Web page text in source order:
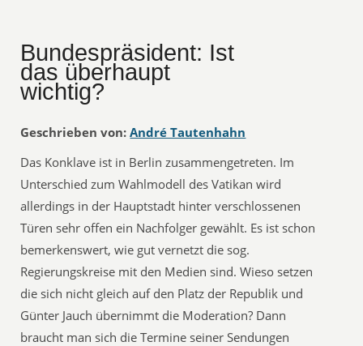
Bundespräsident: Ist
das überhaupt
wichtig?
Geschrieben von: André Tautenhahn
Das Konklave ist in Berlin zusammengetreten. Im
Unterschied zum Wahlmodell des Vatikan wird
allerdings in der Hauptstadt hinter verschlossenen
Türen sehr offen ein Nachfolger gewählt. Es ist schon
bemerkenswert, wie gut vernetzt die sog.
Regierungskreise mit den Medien sind. Wieso setzen
die sich nicht gleich auf den Platz der Republik und
Günter Jauch übernimmt die Moderation? Dann
braucht man sich die Termine seiner Sendungen